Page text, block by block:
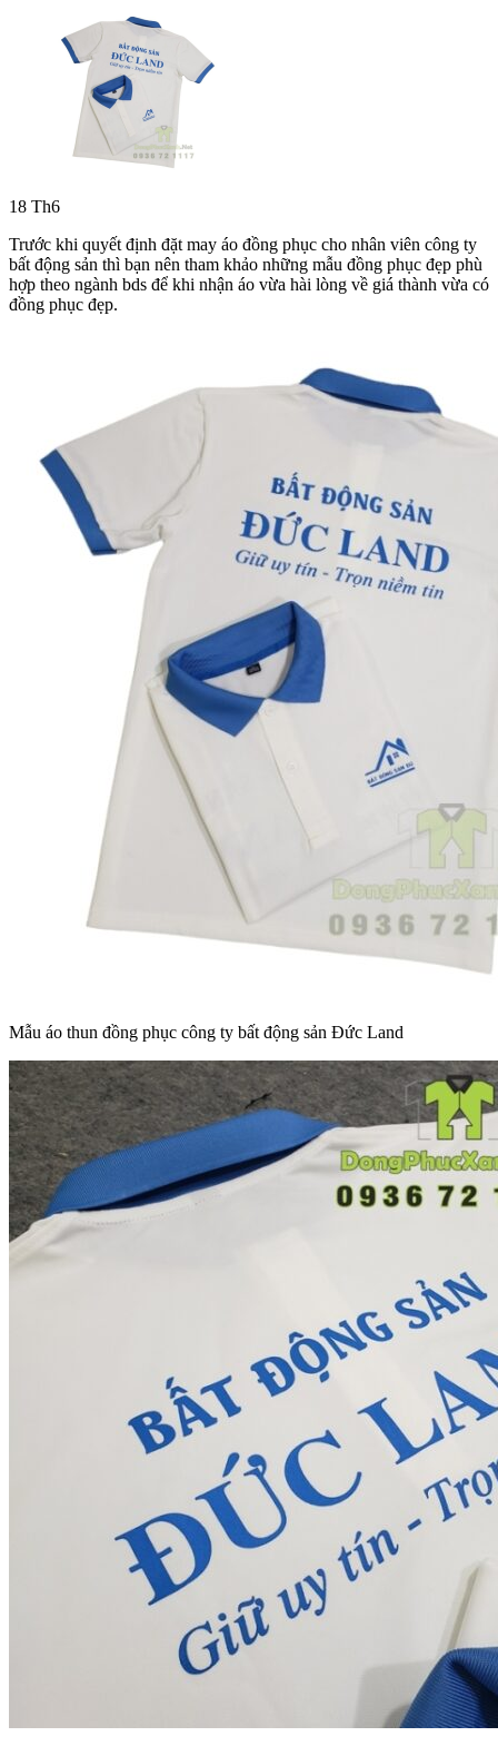
18 Th6
Trước khi quyết định đặt may áo đồng phục cho nhân viên công ty
bất động sản thì bạn nên tham khảo những mẫu đồng phục đẹp phù
hợp theo ngành bds để khi nhận áo vừa hài lòng về giá thành vừa có
đồng phục đẹp.
Mẫu áo thun đồng phục công ty bất động sản Đức Land